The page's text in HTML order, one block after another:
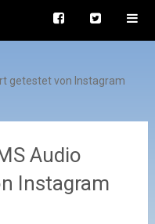
getestet von Instagram
Audio
Instagram